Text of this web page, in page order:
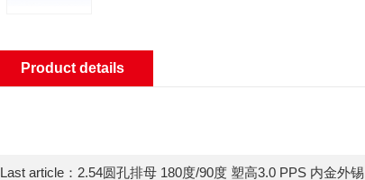
Product details
Last article： 2.54圆孔排母 180度/90度 塑高3.0 PPS 内金外锡